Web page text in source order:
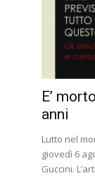
E’
anni
Lutto nel
giovedì 6
Guccini.